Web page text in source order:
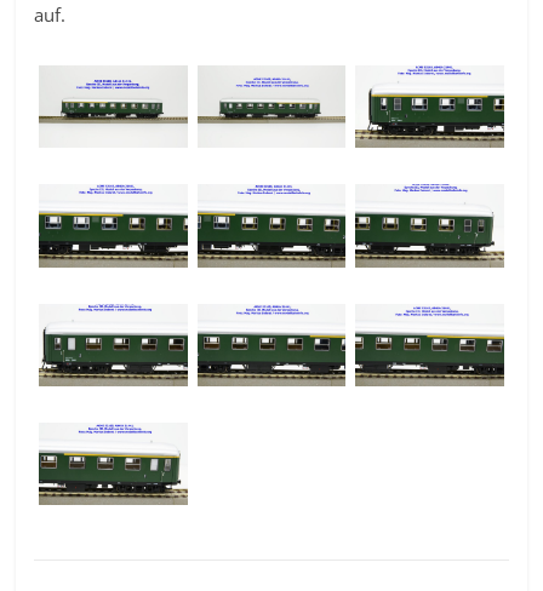
auf.